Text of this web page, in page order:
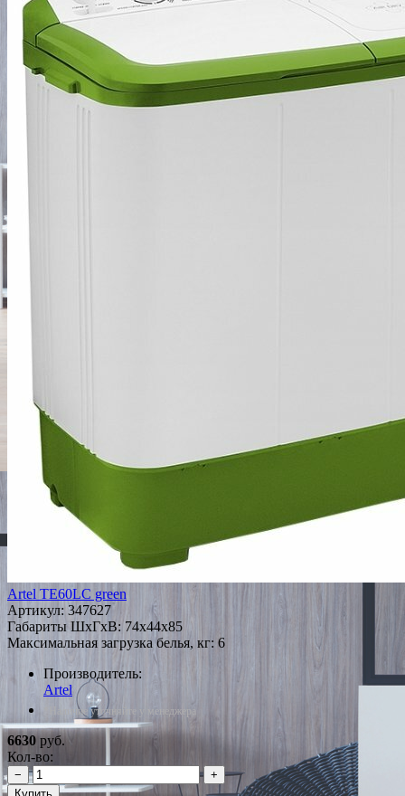
Artel TE60LC green
Артикул: 347627
Габариты ШxГxВ: 74x44x85
Максимальная загрузка белья, кг: 6
Производитель:
Artel
*Наличие уточняйте у менеджера
6630 руб.
Кол-во:
−
+